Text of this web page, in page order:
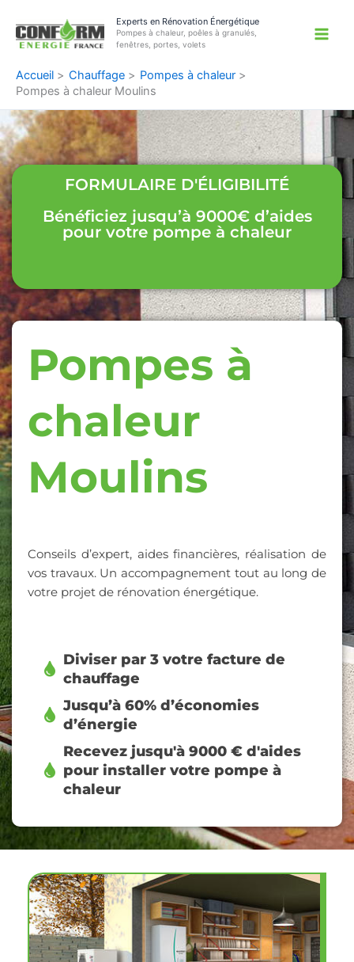
contenu
Experts en Rénovation Énergétique
Pompes à chaleur, poêles à granulés,
fenêtres, portes, volets
Accueil Chauffage
Pompes à chaleur
Pompes à chaleur Moulins
Pompes à
chaleur
Moulins
Conseils d’expert, aides financières, réalisation de
vos travaux. Un accompagnement tout au long de
votre projet de rénovation énergétique.
Diviser par 3 votre facture de
chauffage
Jusqu’à 60% d’économies
d’énergie
Recevez jusqu'à 9000 € d'aides
pour installer votre pompe à
chaleur
FORMULAIRE D'ÉLIGIBILITÉ
Bénéficiez jusqu’à 9000€ d’aides
pour votre pompe à chaleur